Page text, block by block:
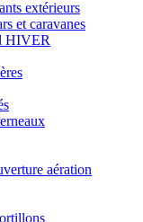
extérieurs
et caravanes
HIVER
aération